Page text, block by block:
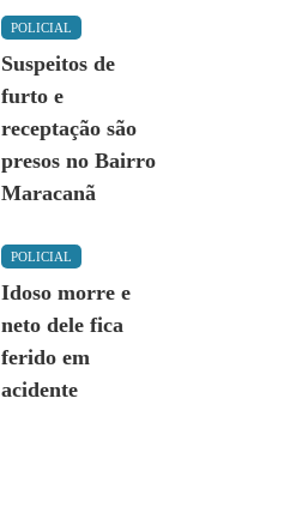
POLICIAL
Suspeitos de
furto e
receptação são
presos no Bairro
Maracanã
POLICIAL
Idoso morre e
neto dele fica
ferido em
acidente